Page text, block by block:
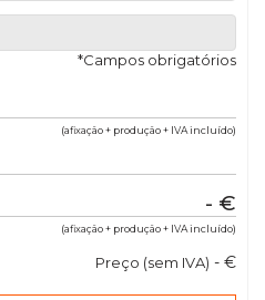
*Campos obrigatórios
(afixação + produção + IVA incluído)
- €
(afixação + produção + IVA incluído)
Preço (sem IVA) - €